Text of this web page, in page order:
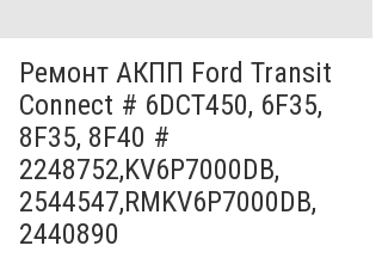
Ремонт АКПП Ford Transit
Connect # 6DCT450, 6F35,
8F35, 8F40 #
2248752,KV6P7000DB,
2544547,RMKV6P7000DB,
2440890